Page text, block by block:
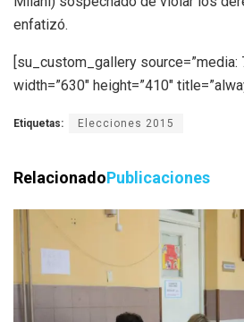
enfatizó.
[su_custom_gallery source=”media:
width=”630″ height=”410″
Etiquetas: Elecciones 2015
RelacionadoPublicaciones